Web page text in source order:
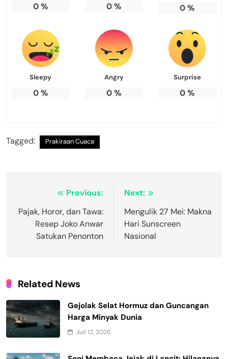
0% 0% 0%
Sleepy
0%
Angry
0%
Surprise
0%
Tagged: Prakiraan Cuaca
Navigasi
pos
Previous:
Pajak, Horor, dan Tawa:
Resep Joko Anwar
Satukan Penonton
Next:
Mengulik 27 Mei: Makna
Hari Sunscreen
Nasional
Related News
Gejolak Selat Hormuz dan Guncangan
Harga Minyak Dunia
Juli 12, 2026